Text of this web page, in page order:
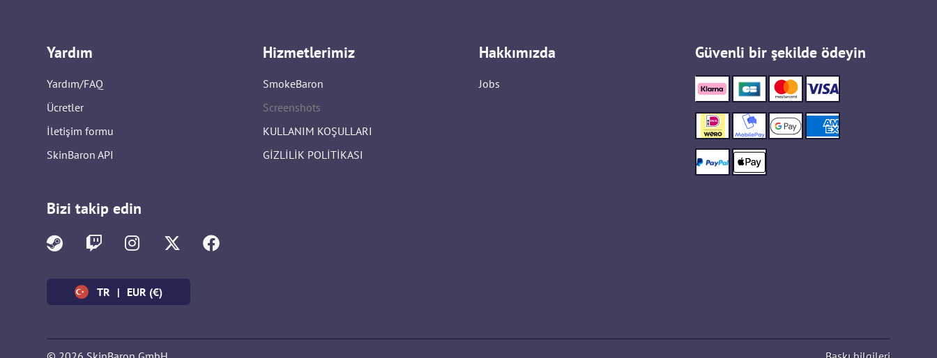
Yardım
Yardım/FAQ
Ücretler
İletişim formu
SkinBaron API
Hizmetlerimiz
SmokeBaron
Screenshots
KULLANIM KOŞULLARI
GİZLİLİK POLİTİKASI
Hakkımızda
Jobs
Güvenli bir şekilde ödeyin
Bizi takip edin
TR | EUR (€)